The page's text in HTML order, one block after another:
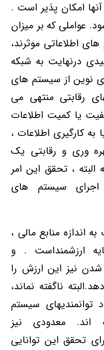
امکان پذیر است .
عواملی که بر میزان
اطلاعاتی موثرند،
درنهایت به شبکه
نوین از سیستم های
رقابتی منتهی می
یا کمیت اطلاعات
به کارگیری اطلاعات ،
وری و رقابتی یک
البته ، تحقق این امر
اجرای سیستم های
اندازه منابع مالی ،
ارزشمنداست . و
نیز این ارزش را
ناگفته نماند،
توانمندیهای سیستم
اند. معدودی نیز
تحقق این توانایی